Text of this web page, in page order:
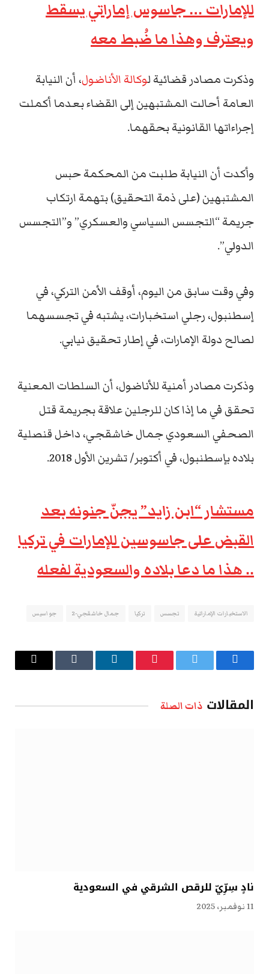
للإمارات … جاسوس إماراتي يسقط
ويعترف وهذا ما ضُبط معه
وذكرت مصادر قضائية لوكالة الأناضول، أن النيابة
العامة أحالت المشتبهين إلى القضاء بعدما أكملت
إجراءاتها القانونية بحقهما.
وأكدت أن النيابة طلبت من المحكمة حبس
المشتبهين (على ذمة التحقيق) بتهمة ارتكاب
جريمة “التجسس السياسي والعسكري” و”التجسس
الدولي”.
وفي وقت سابق من اليوم، أوقف الأمن التركي، في
إسطنبول، رجلي استخبارات، يشتبه في تجسسهما
لصالح دولة الإمارات، في إطار تحقيق نيابي.
وذكرت مصادر أمنية للأناضول، أن السلطات المعنية
تحقق في ما إذا كان للرجلين علاقة بجريمة قتل
الصحفي السعودي جمال خاشقجي، داخل قنصلية
بلاده بإسطنبول، في أكتوبر/ تشرين الأول 2018.
مستشار “ابن زايد” يجنّ جنونه بعد
القبض على جاسوسين للإمارات في تركيا
.. هذا ما دعا بلاده والسعودية لفعله
الاستخبارات الإماراتية تجسس تركيا جمال خاشقجي-2 جواسيس
فيسبوك تويتر بينتيريستلينكدإن Tumblr
البريد
المقالات ذات الصلة
نادٍ سِرِّيّ للرقص الشرقي في السعودية
11 نوفمبر، 2025